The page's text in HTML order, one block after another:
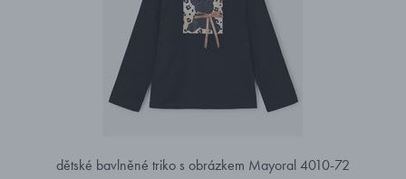
dětské bavlněné triko s obrázkem Mayoral 4010-72